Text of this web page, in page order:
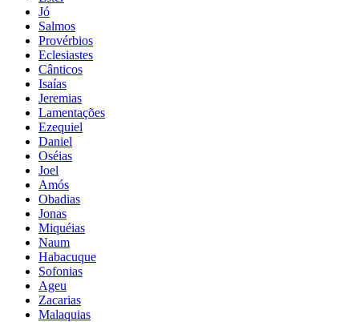
Jó
Salmos
Provérbios
Eclesiastes
Cânticos
Isaías
Jeremias
Lamentações
Ezequiel
Daniel
Oséias
Joel
Amós
Obadias
Jonas
Miquéias
Naum
Habacuque
Sofonias
Ageu
Zacarias
Malaquias